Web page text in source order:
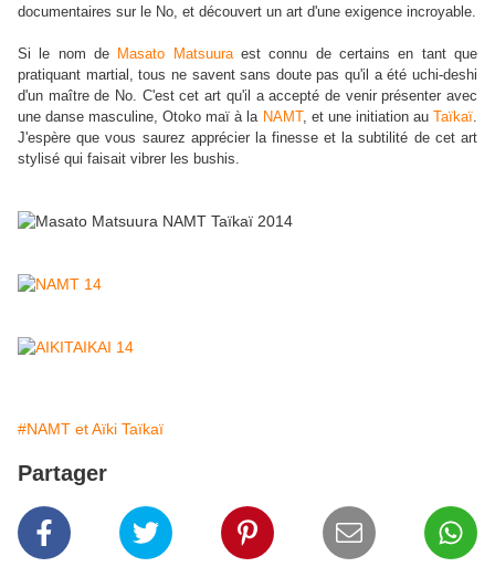
documentaires sur le No, et découvert un art d'une exigence incroyable.
Si le nom de Masato Matsuuraest connu de certains en tant que
pratiquant martial, tous ne savent sans doute pas qu'il a été uchi-deshi
d'un maître de No. C'est cet art qu'il a accepté de venir présenter avec
une danse masculine, Otoko maï à la NAMT, et une initiation auTaïkaï
J'espère que vous saurez apprécier la finesse et la subtilité de cet art
stylisé qui faisait vibrer les bushis.
#NAMT et Aïki Taïkaï
Partager